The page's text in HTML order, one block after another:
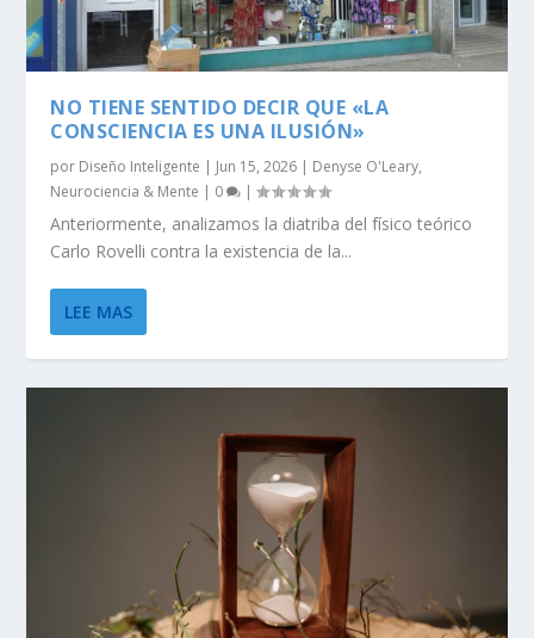
NO TIENE SENTIDO DECIR QUE «LA
CONSCIENCIA ES UNA ILUSIÓN»
por Diseño Inteligente | Jun 15, 2026 | Denyse O'Leary,
Neurociencia & Mente | 0 |
Anteriormente, analizamos la diatriba del físico teórico
Carlo Rovelli contra la existencia de la...
LEE MAS